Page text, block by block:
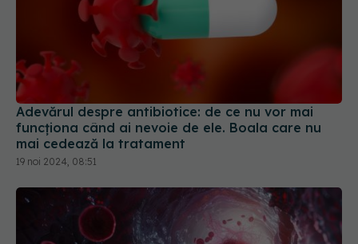
Adevărul despre antibiotice: de ce nu vor mai
funcționa când ai nevoie de ele. Boala care nu
mai cedează la tratament
19 noi 2024, 08:51